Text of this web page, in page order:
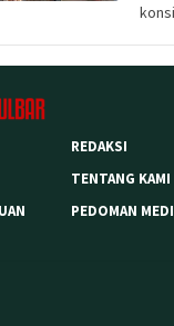
REDAKSI
TENTANG KAMI
PEDOMAN